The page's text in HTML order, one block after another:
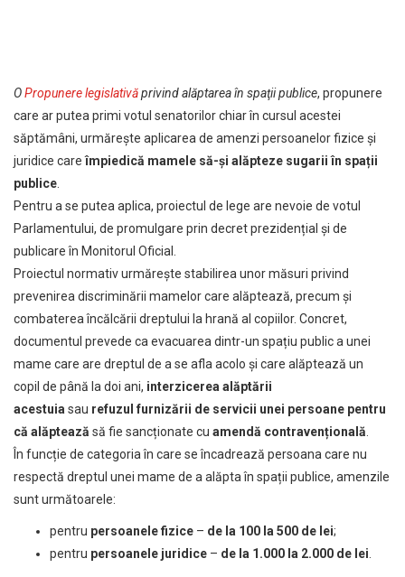
OPropunere legislativăprivind alăptarea în spaţii publice, propunere
care ar putea primi votul senatorilor chiar în cursul acestei
săptămâni, urmărește aplicarea de amenzi persoanelor fizice și
juridice careîmpiedică mamele să-și alăpteze sugarii în spații
publice
Pentru a se putea aplica, proiectul de lege are nevoie de votul
Parlamentului, de promulgare prin decret prezidențial și de
publicare în Monitorul Oficial.
Proiectul normativ urmărește stabilirea unor măsuri privind
prevenirea discriminării mamelor care alăptează, precum și
combaterea încălcării dreptului la hrană al copiilor. Concret,
documentul prevede ca evacuarea dintr-un spațiu public a unei
mame care are dreptul de a se afla acolo și care alăptează un
copil de până la doi ani, interzicerea alăptării
acestuia sau refuzul furnizării de servicii unei persoane pentru
că alăptează să fie sancționate cu amendă contravențională
În funcție de categoria în care se încadrează persoana care nu
respectă dreptul unei mame de a alăpta în spații publice, amenzile
sunt următoarele:
pentru persoanele fizice – de la 100 la 500 de lei;
pentru persoanele juridice – de la 1.000 la 2.000 de lei